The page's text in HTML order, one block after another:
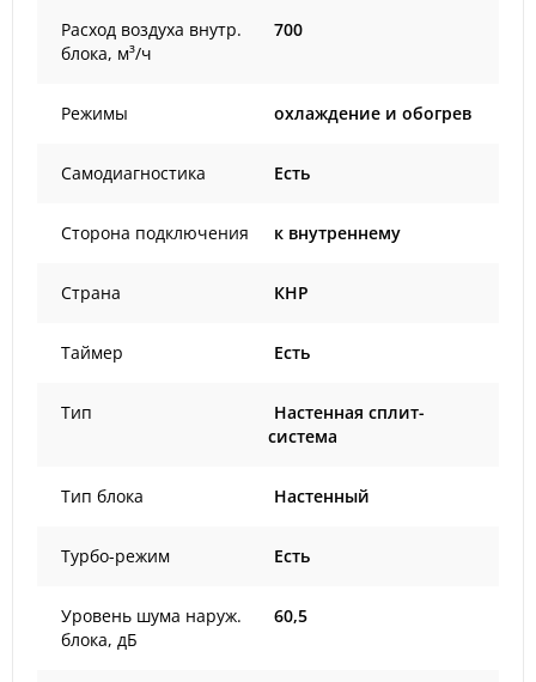
Расход воздуха внутр.
блока, м³/ч
700
Режимы охлаждение и обогрев
Самодиагностика Есть
Сторона подключения к внутреннему
Страна КНР
Таймер Есть
Тип
Настенная сплит-
система
Тип блока Настенный
Турбо-режим Есть
Уровень шума наруж.
блока, дБ
60,5